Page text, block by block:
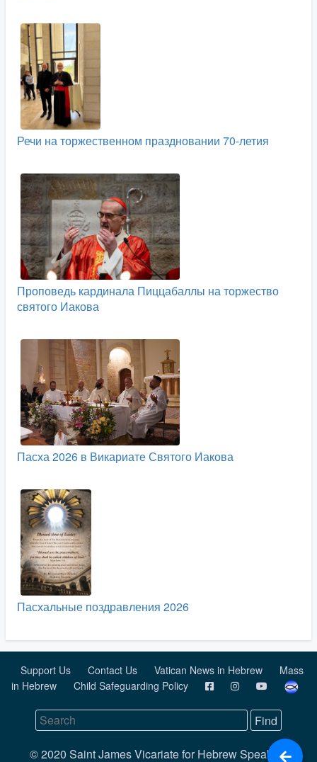
Речи на торжественном праздновании 70-летия
Проповедь кардинала Пиццабаллы на торжество
святого Иакова
Пасха 2026 в Викариате Святого Иакова
Пасхальные поздравления 2026
Support Us Contact Us Vatican News in Hebrew
Mass
in Hebrew
Child Safeguarding Policy
© 2020 Saint James Vicariate for Hebrew Speaking